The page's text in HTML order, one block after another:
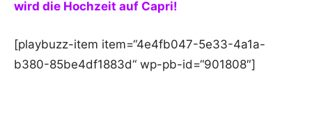
wird die Hochzeit auf Capri!
[playbuzz-item item=“4e4fb047-5e33-4a1a-
b380-85be4df1883d“ wp-pb-id=“901808″]